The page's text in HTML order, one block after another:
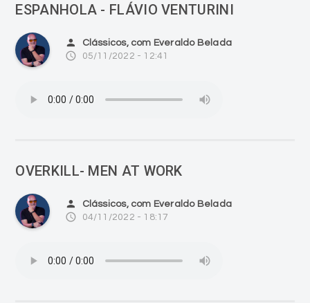
ESPANHOLA - FLÁVIO VENTURINI
person Clássicos, com Everaldo Belada
access_time 05/11/2022 - 12:41
OVERKILL- MEN AT WORK
person Clássicos, com Everaldo Belada
access_time 04/11/2022 - 18:17